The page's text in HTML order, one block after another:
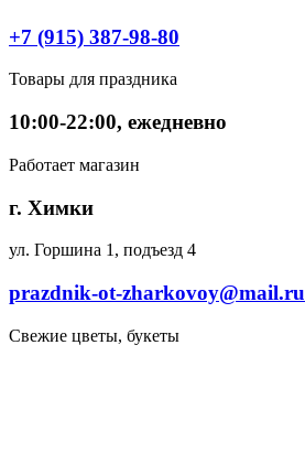
+7 (915) 387-98-80
Товары для праздника
10:00-22:00, ежедневно
Работает магазин
г. Химки
ул. Горшина 1, подъезд 4
prazdnik-ot-zharkovoy@mail.ru
Свежие цветы, букеты